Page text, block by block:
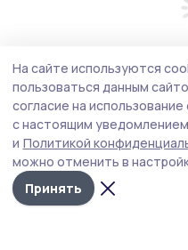
На сайте используются
пользоваться данным
согласие на
с настоящим уведомлением
и Политикой
можно отменить в
Принять